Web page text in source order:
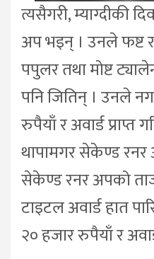
त्यसैगरी, म्याग्दीकी
अप भइन् । उनले फष्ट
पपुलर तथा मोष्ट
पनि जितिन् । उनले
रुपैयाँ र अवार्ड प्राप्त
थापामगर सेकेण्ड
सेकेण्ड रनर अपको
टाइटल अवार्ड हात
२० हजार रुपैयाँ र